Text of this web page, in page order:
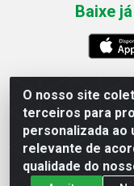
O nosso site
terceiros para
personalizada ao
relevante de
qualidade do
Baixe
Esperança
Estância -